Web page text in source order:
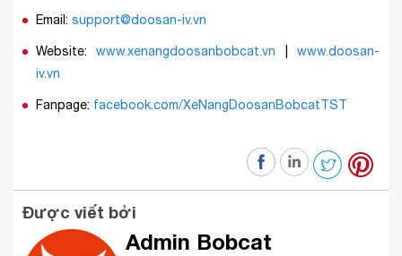
Email: support@doosan-iv.vn
Website:www.xenangdoosanbobcat.vn |www.doosan-
iv.vn
Fanpage: facebook.com/XeNangDoosanBobcatTST
Được viết bởi
Admin Bobcat